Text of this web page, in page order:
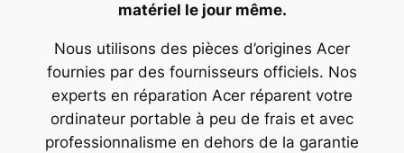
matériel le jour même.
Nous utilisons des pièces d’origines Acer
fournies par des fournisseurs officiels. Nos
experts en réparation Acer réparent votre
ordinateur portable à peu de frais et avec
professionnalisme en dehors de la garantie